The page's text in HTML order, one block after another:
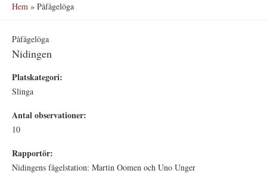
Hem » Påfågelöga
Påfågelöga
Nidingen
Platskategori:
Slinga
Antal observationer:
10
Rapportör:
Nidingens fågelstation: Martin Oomen och Uno Unger